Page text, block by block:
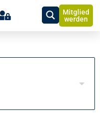
Mitglied
werden